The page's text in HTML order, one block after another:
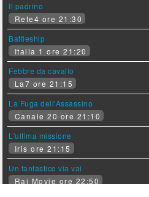
Il padrino
Rete4 ore 21:30
Battleship
Italia 1 ore 21:20
Febbre da cavallo
La7 ore 21:15
La Fuga dell'Assassino
Canale 20 ore 21:10
L'ultima missione
Iris ore 21:15
Un fantastico via vai
Rai Movie ore 22:50